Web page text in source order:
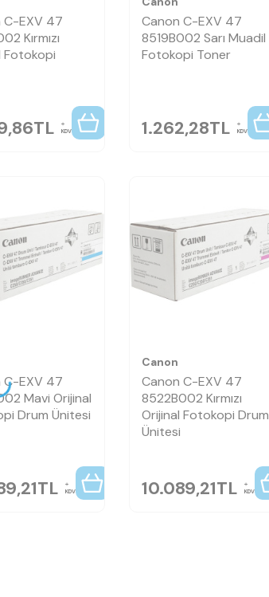
C-EXV 47
Kırmızı
Fotokopi
TL KDV
Canon C-EXV 47
8519B002 Sarı Muadil
Fotokopi Toner
1.262,28TL KDV
C-EXV 47
Mavi Orijinal
Drum Ünitesi
TL KDV
Canon
Canon C-EXV 47
8522B002 Kırmızı
Orijinal Fotokopi Drum
Ünitesi
10.089,21TL KDV